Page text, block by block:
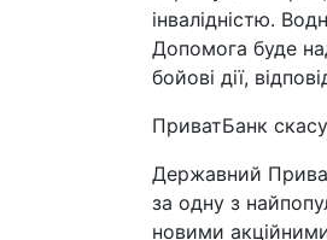
інвалідністю.
Допомога буде
бойові дії,
ПриватБанк
Державний
за одну з
новими